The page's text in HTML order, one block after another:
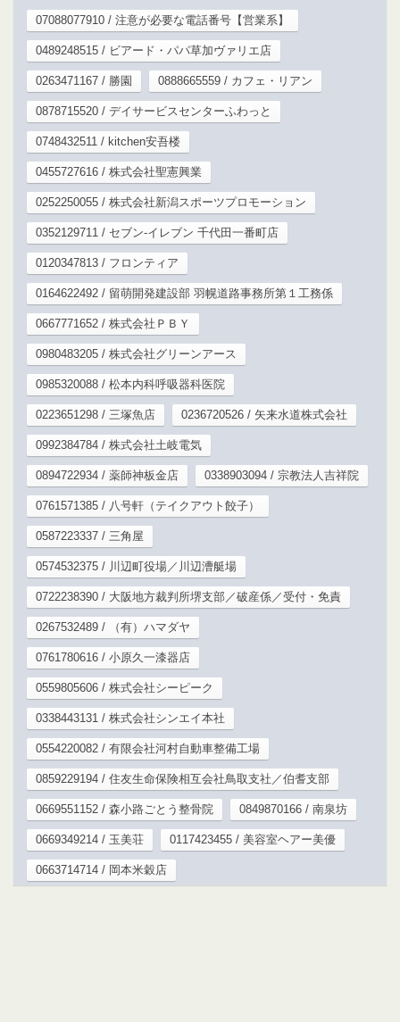
07088077910 / 注意が必要な電話番号【営業系】
0489248515 / ビアード・パパ草加ヴァリエ店
0263471167 / 勝園 0888665559 / カフェ・リアン
0878715520 / デイサービスセンターふわっと
0748432511 / kitchen安吾楼
0455727616 / 株式会社聖憲興業
0252250055 / 株式会社新潟スポーツプロモーション
0352129711 / セブン-イレブン 千代田一番町店
0120347813 / フロンティア
0164622492 / 留萌開発建設部 羽幌道路事務所第１工務係
0667771652 / 株式会社ＰＢＹ
0980483205 / 株式会社グリーンアース
0985320088 / 松本内科呼吸器科医院
0223651298 / 三塚魚店 0236720526 / 矢来水道株式会社
0992384784 / 株式会社土岐電気
0894722934 / 薬師神板金店 0338903094 / 宗教法人吉祥院
0761571385 / 八号軒（テイクアウト餃子）
0587223337 / 三角屋
0574532375 / 川辺町役場／川辺漕艇場
0722238390 / 大阪地方裁判所堺支部／破産係／受付・免責
0267532489 / （有）ハマダヤ
0761780616 / 小原久一漆器店
0559805606 / 株式会社シーピーク
0338443131 / 株式会社シンエイ本社
0554220082 / 有限会社河村自動車整備工場
0859229194 / 住友生命保険相互会社鳥取支社／伯耆支部
0669551152 / 森小路ごとう整骨院 0849870166 / 南泉坊
0669349214 / 玉美荘 0117423455 / 美容室ヘアー美優
0663714714 / 岡本米穀店